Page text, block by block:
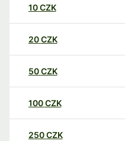
10CZK
20CZK
50CZK
100CZK
250CZK